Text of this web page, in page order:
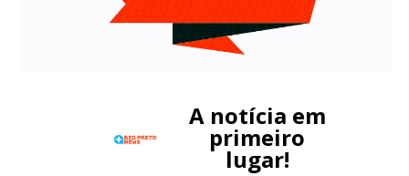
A notícia em
primeiro
lugar!